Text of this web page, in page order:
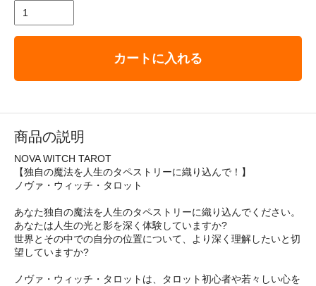
カートに入れる
商品の説明
NOVA WITCH TAROT
【独自の魔法を人生のタペストリーに織り込んで！】
ノヴァ・ウィッチ・タロット
あなた独自の魔法を人生のタペストリーに織り込んでください。
あなたは人生の光と影を深く体験していますか?
世界とその中での自分の位置について、より深く理解したいと切
望していますか?
ノヴァ・ウィッチ・タロットは、タロット初心者や若々しい心を